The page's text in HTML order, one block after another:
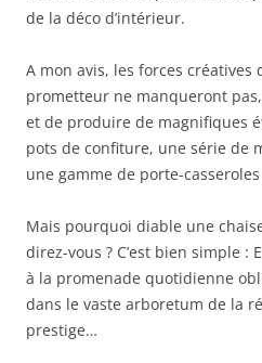
de la déco d’intérieur.
A mon avis, les forces créatives
prometteur ne manqueront
et de produire de magnifiques
pots de confiture, une série de
une gamme de porte-
Mais pourquoi diable une
direz-vous ? C’est bien simple :
à la promenade quotidienne
dans le vaste arboretum de la
prestige…